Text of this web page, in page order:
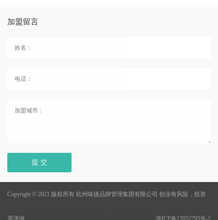
加盟留言
提 交
Copyright © 2021 版权所有 杭州味捷品牌管理集团有限公司
浙ICP备17052793号-2
创业有风险，投资
需谨慎